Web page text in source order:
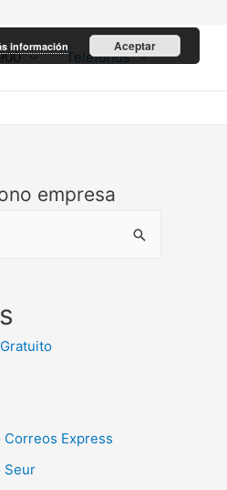
Teléfonos
empresa
Express
Seur
información Aceptar